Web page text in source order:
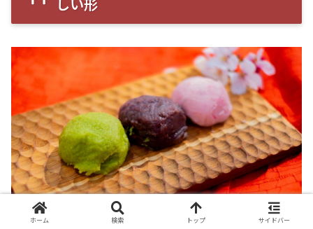
かつては染色の道具としてのみ使われていた伊勢型紙です
ホーム 検索 トップ サイドバー